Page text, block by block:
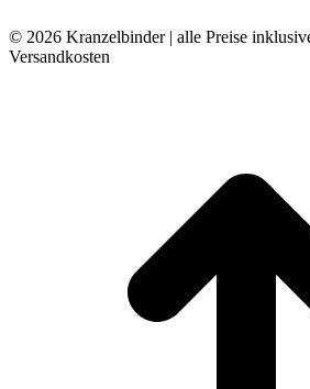
© 2026 Kranzelbinder | alle Preise
Versandkosten